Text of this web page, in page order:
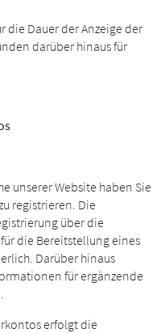
die Dauer der Anzeige der
darüber hinaus für
unserer Website haben Sie
registrieren. Die
über die
die Bereitstellung eines
Darüber hinaus
für ergänzende
erfolgt die